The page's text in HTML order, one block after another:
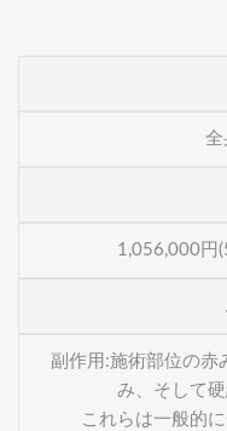
全
1,056,000円
副作用:施術部位の赤
み、そして
これらは一般的